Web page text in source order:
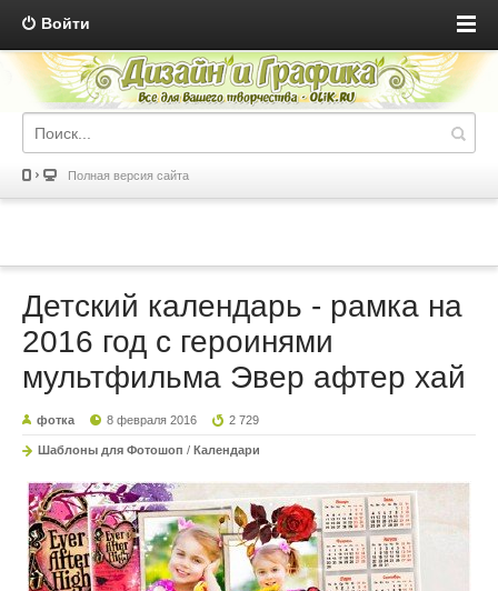
Войти
Полная версия сайта
Детский календарь - рамка на
2016 год с героинями
мультфильма Эвер афтер хай
фотка 8 февраля 2016 2 729
Шаблоны для Фотошоп / Календари